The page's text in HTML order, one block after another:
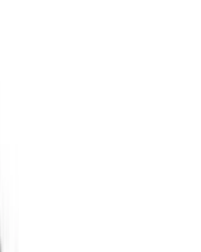
con un límite máximo
en espacios al